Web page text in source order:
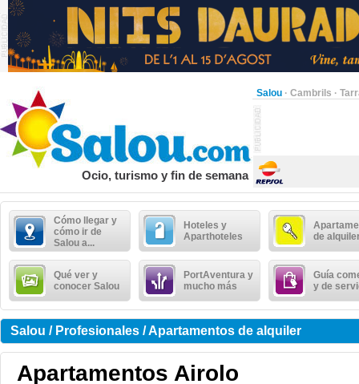
Salou · Cambrils ·
Ocio, turismo y fin de semana
Cómo llegar y
cómo ir de
Salou a...
Hoteles y
Aparthoteles
de
Qué ver y
conocer Salou
PortAventura y
mucho más
Guía
y de
Salou / Profesionales / Apartamentos de alquiler
Apartamentos Airolo